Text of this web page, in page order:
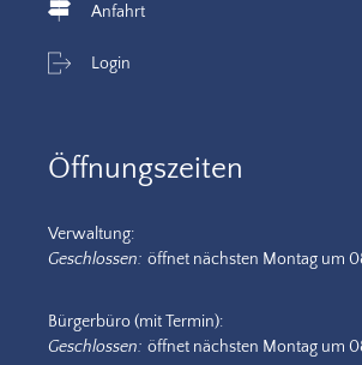
Anfahrt
Login
Öffnungszeiten
Verwaltung:
Klicken, um weitere Öffnungs- oder
Geschlossen: öffnet nächsten Montag um
Bürgerbüro (mit Termin):
Klicken, um weitere Öffnungs- oder
Geschlossen: öffnet nächsten Montag um